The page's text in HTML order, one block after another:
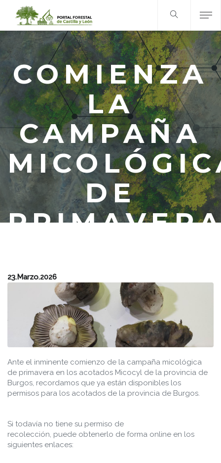
COMIENZA
LA
CAMPAÑA
DE
ACOTADOS
DE LA
PROVINCIA
DE
BURGOS
23.Marzo.2026
Ante el inminente comienzo de la campaña micológica
de primavera en los acotados Micocyl de la provincia de
Burgos, recordamos que ya están disponibles los
permisos para los acotados de la provincia de Burgos.
Si todavía no tiene su permiso de
recolección, puede obtenerlo de forma online en los
siguientes enlaces: